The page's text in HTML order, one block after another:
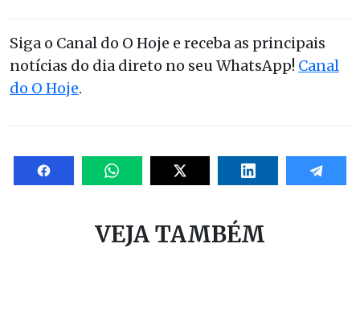
Siga o Canal do O Hoje e receba as principais
notícias do dia direto no seu WhatsApp! Canal
do O Hoje.
VEJA TAMBÉM